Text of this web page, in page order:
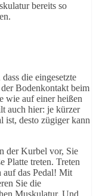
bereits so
die eingesetzte
Bodenkontakt beim
wie auf einer heißen
auch hier: je kürzer
ist, desto zügiger kann
der Kurbel vor, Sie
Platte treten. Treten
das Pedal! Mit
Sie die
Muskulatur. Und